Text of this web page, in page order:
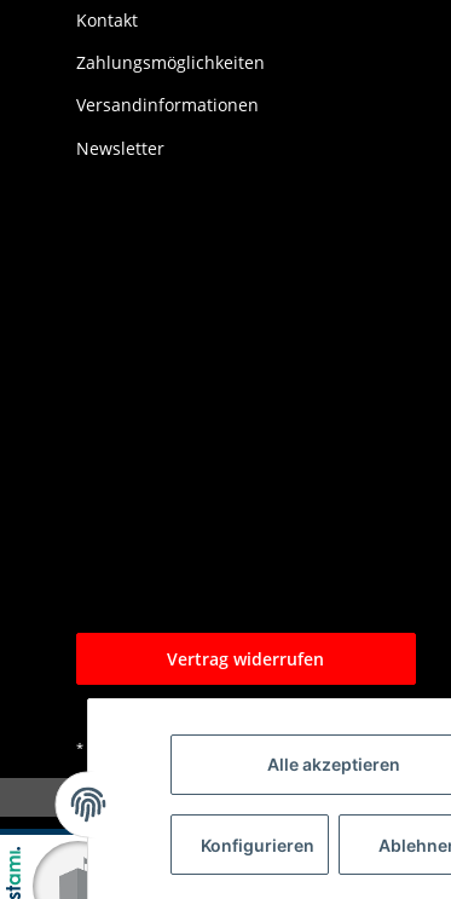
Alle akzeptieren
Konfigurieren
Kontakt
Zahlungsmöglichkeiten
Versandinformationen
Newsletter
Vertrag widerrufen
* Alle Preise inkl. gesetzlicher USt., zzgl.